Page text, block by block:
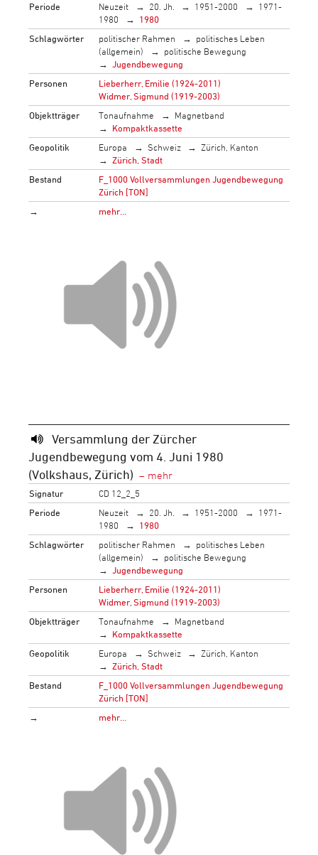
Periode
Neuzeit 20. Jh. 1951-2000
1971-
1980
1980
Schlagwörter
politischer Rahmen
politisches Leben
(allgemein)
politische Bewegung
Jugendbewegung
Personen
Lieberherr, Emilie (1924-2011)
Widmer, Sigmund (1919-2003)
Objektträger
Tonaufnahme
Magnetband
Kompaktkassette
Geopolitik
Europa Schweiz
Zürich, Kanton
Zürich, Stadt
Bestand
F_1000 Vollversammlungen Jugendbewegung
Zürich [TON]
→
mehr…
Versammlung der Zürcher
Jugendbewegung vom 4. Juni 1980
(Volkshaus, Zürich)
Signatur
CD 12_2_5
Periode
Neuzeit 20. Jh. 1951-2000
1971-
1980
1980
Schlagwörter
politischer Rahmen
politisches Leben
(allgemein)
politische Bewegung
Jugendbewegung
Personen
Lieberherr, Emilie (1924-2011)
Widmer, Sigmund (1919-2003)
Objektträger
Tonaufnahme
Magnetband
Kompaktkassette
Geopolitik
Europa Schweiz
Zürich, Kanton
Zürich, Stadt
Bestand
F_1000 Vollversammlungen Jugendbewegung
Zürich [TON]
→
mehr…